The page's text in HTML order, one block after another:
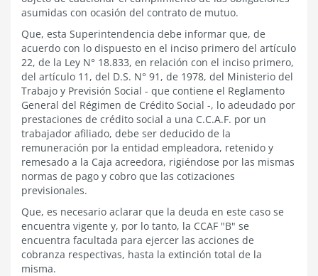
asumidas con ocasión del contrato de mutuo.
Que, esta Superintendencia debe informar que, de
acuerdo con lo dispuesto en el inciso primero del artículo
22, de la Ley N° 18.833, en relación con el inciso primero,
del artículo 11, del D.S. N° 91, de 1978, del Ministerio del
Trabajo y Previsión Social - que contiene el Reglamento
General del Régimen de Crédito Social -, lo adeudado por
prestaciones de crédito social a una C.C.A.F. por un
trabajador afiliado, debe ser deducido de la
remuneración por la entidad empleadora, retenido y
remesado a la Caja acreedora, rigiéndose por las mismas
normas de pago y cobro que las cotizaciones
previsionales.
Que, es necesario aclarar que la deuda en este caso se
encuentra vigente y, por lo tanto, la CCAF "B" se
encuentra facultada para ejercer las acciones de
cobranza respectivas, hasta la extinción total de la
misma.